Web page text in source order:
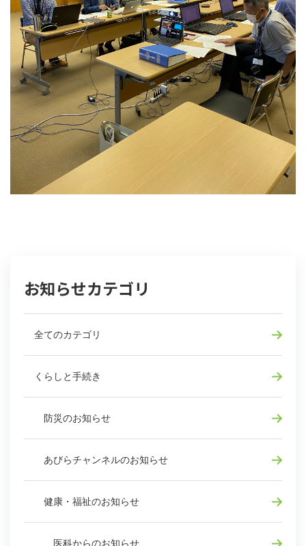
お知らせカテゴリ
全てのカテゴリ
くらしと手続き
防災のお知らせ
あびらチャンネルのお知らせ
健康・福祉のお知らせ
医科からのお知らせ